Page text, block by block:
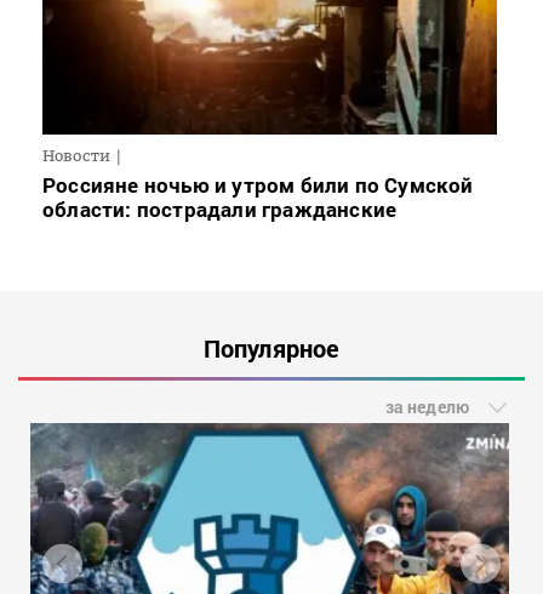
Новости
Россияне ночью и утром били по Сумской
области: пострадали гражданские
Популярное
за неделю